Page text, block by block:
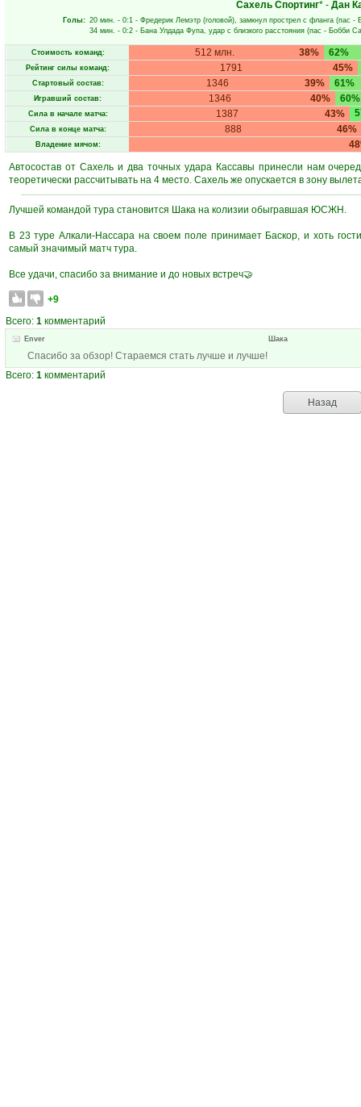
Сахель Спортинг* - Дан
Голы: 20 мин. - 0:1 - Фредерик Лемэтр (головой), замкнул прострел с фланга (пас -
34 мин. - 0:2 - Бана Улдада Фупа, удар с близкого расстояния (пас - Бобби
Стоимость команд: 38%
512 млн. 62%
Рейтинг силы команд: 45%
1791
Стартовый состав: 39%
1346 61%
Игравший состав: 40%
1346 60%
Сила в начале матча: 43%
1387
Сила в конце матча: 46%
888
Владение мячом:
Автосостав от Сахель и два точных удара Кассавы принесли нам
теоретически рассчитывать на 4 место. Сахель же опускается в зону
Лучшей командой тура становится Шака на колизии обыгравшая ЮСЖН.
В 23 туре Алкали-Нассара на своем поле принимает Баскор, и хоть
самый значимый матч тура.
Все удачи, спасибо за внимание и до новых встреч🤝
+9
Всего: 1 комментарий
Enver Шака
Спасибо за обзор! Стараемся стать лучше и лучше!
Всего: 1 комментарий
Назад